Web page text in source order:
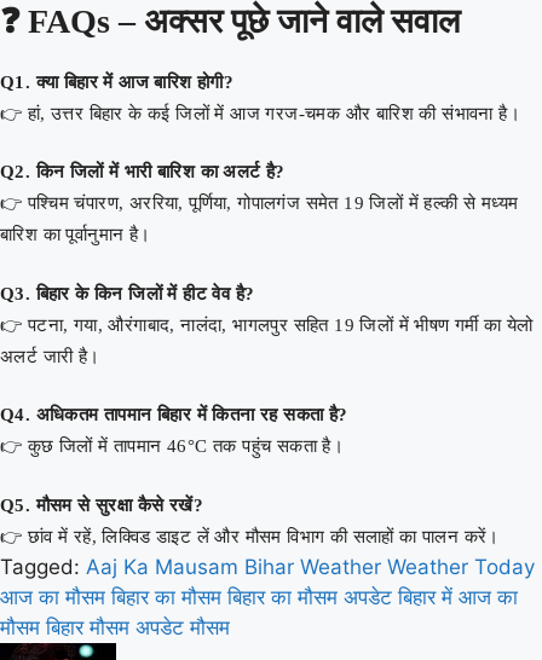
❓FAQs – अक्सर पूछे जाने वाले सवाल
Q1. क्या बिहार में आज बारिश होगी?
👉 हां, उत्तर बिहार के कई जिलों में आज गरज-चमक और बारिश की संभावना है।
Q2. किन जिलों में भारी बारिश का अलर्ट है?
👉 पश्चिम चंपारण, अररिया, पूर्णिया, गोपालगंज समेत 19 जिलों में हल्की से मध्यम
बारिश का पूर्वानुमान है।
Q3. बिहार के किन जिलों में हीट वेव है?
👉 पटना, गया, औरंगाबाद, नालंदा, भागलपुर सहित 19 जिलों में भीषण गर्मी का येलो
अलर्ट जारी है।
Q4. अधिकतम तापमान बिहार में कितना रह सकता है?
👉 कुछ जिलों में तापमान 46°C तक पहुंच सकता है।
Q5. मौसम से सुरक्षा कैसे रखें?
👉 छांव में रहें, लिक्विड डाइट लें और मौसम विभाग की सलाहों का पालन करें।
Tagged: Aaj Ka Mausam Bihar Weather Weather Today
आज का मौसम बिहार का मौसम बिहार का मौसम अपडेट बिहार में आज का
मौसम बिहार मौसम अपडेट मौसम